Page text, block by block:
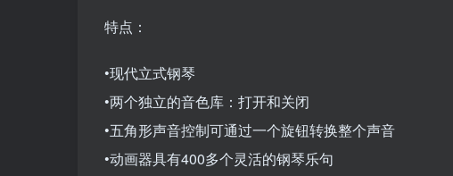
特点：
•现代立式钢琴
•两个独立的音色库：打开和关闭
•五角形声音控制可通过一个旋钮转换整个声音
•动画器具有400多个灵活的钢琴乐句